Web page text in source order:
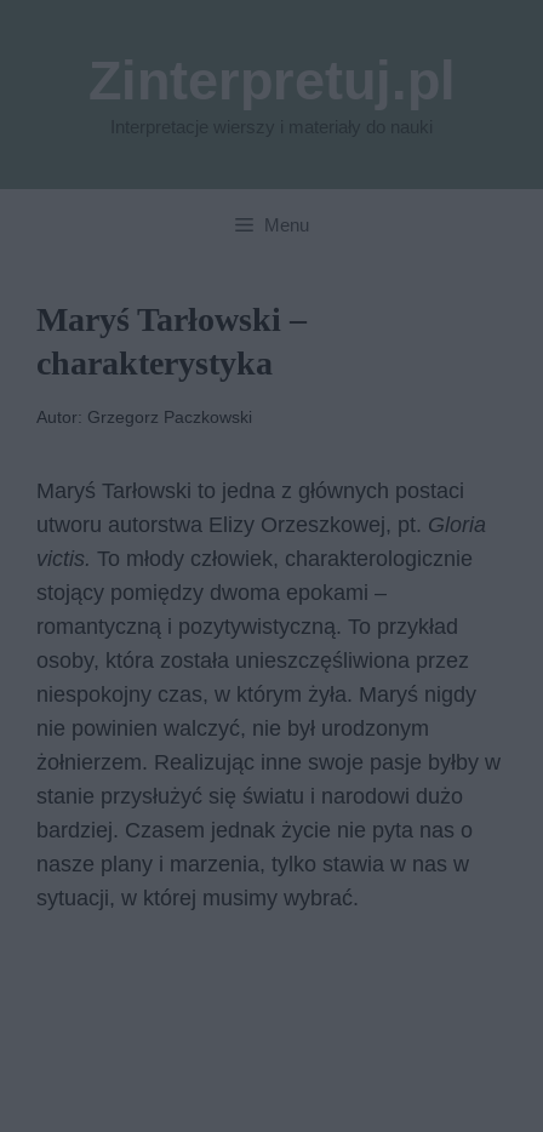
Menu
Maryś Tarłowski –
charakterystyka
Autor: Grzegorz Paczkowski
Maryś Tarłowski to jedna z głównych postaci
utworu autorstwa Elizy Orzeszkowej, pt. Gloria
victis. To młody człowiek, charakterologicznie
stojący pomiędzy dwoma epokami –
romantyczną i pozytywistyczną. To przykład
osoby, która została unieszczęśliwiona przez
niespokojny czas, w którym żyła. Maryś nigdy
nie powinien walczyć, nie był urodzonym
żołnierzem. Realizując inne swoje pasje byłby w
stanie przysłużyć się światu i narodowi dużo
bardziej. Czasem jednak życie nie pyta nas o
nasze plany i marzenia, tylko stawia w nas w
sytuacji, w której musimy wybrać.